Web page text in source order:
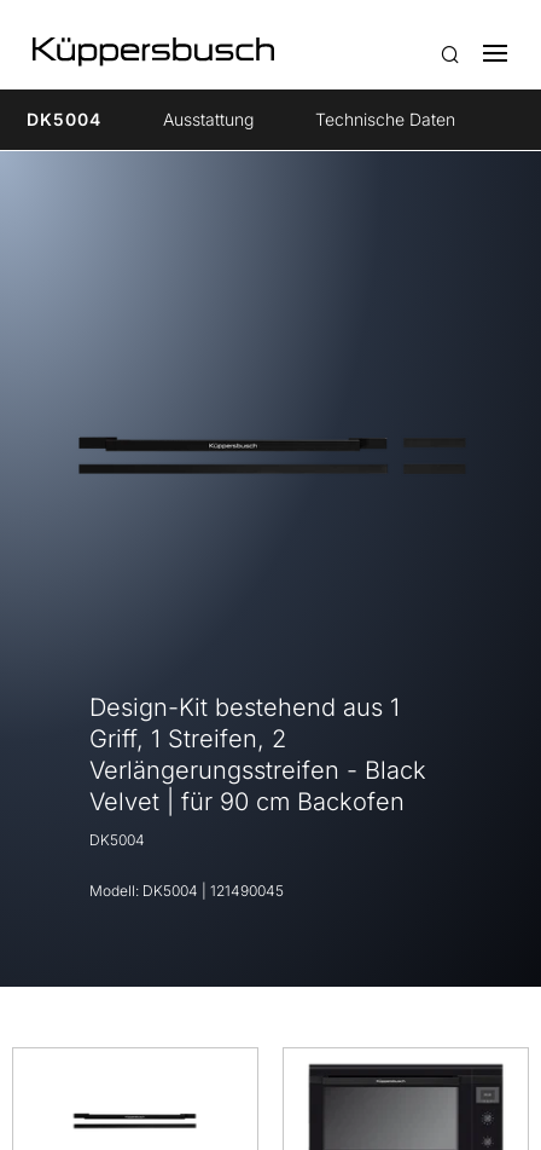
DK5004 Ausstattung Technische Daten
Design-Kit bestehend aus 1
Griff, 1 Streifen, 2
Verlängerungsstreifen - Black
Velvet | für 90 cm Backofen
DK5004
Modell: DK5004 121490045